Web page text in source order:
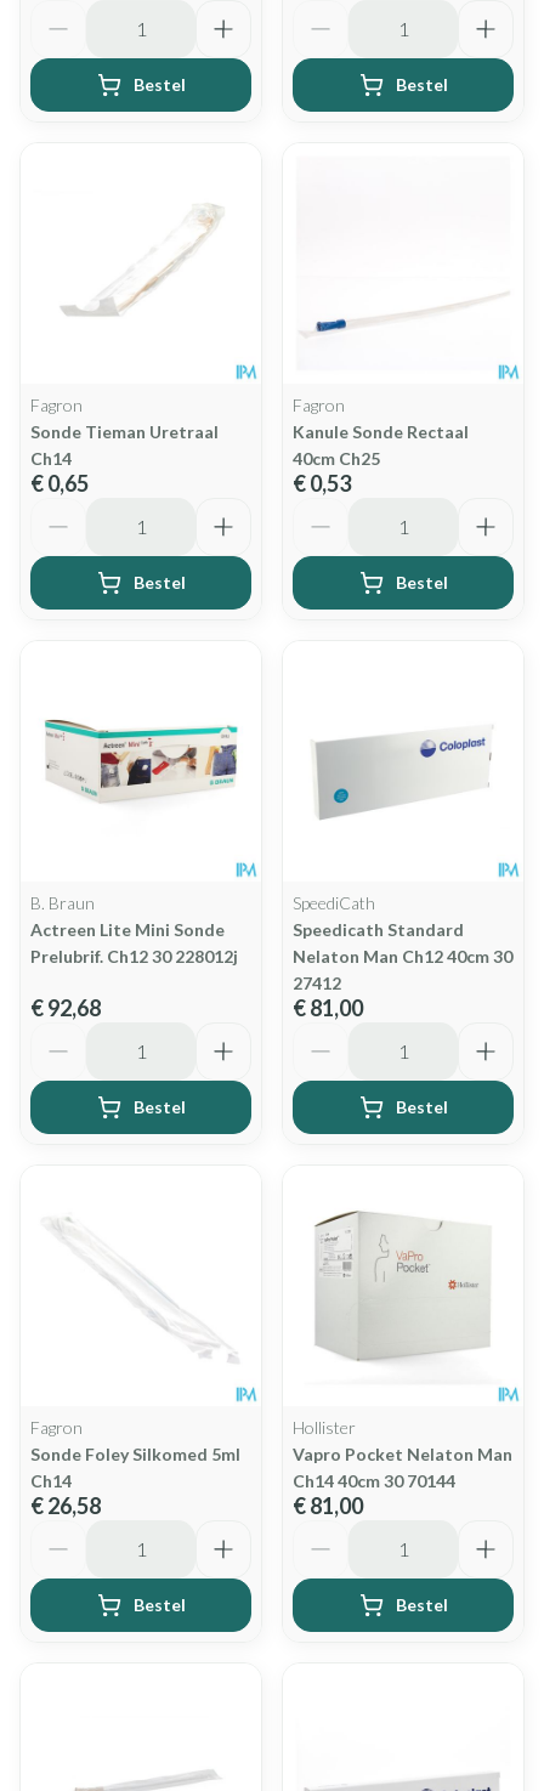
Bestel Bestel
Fagron
Sonde Tieman Uretraal
Ch14
€ 0,65
Bestel
Fagron
Kanule Sonde Rectaal
40cm Ch25
€ 0,53
Bestel
B. Braun
Actreen Lite Mini Sonde
Prelubrif. Ch12 30 228012j
€ 92,68
Bestel
SpeediCath
Speedicath Standard
Nelaton Man Ch12 40cm 30
27412
€ 81,00
Bestel
Fagron
Sonde Foley Silkomed 5ml
Ch14
€ 26,58
Bestel
Hollister
Vapro Pocket Nelaton Man
Ch14 40cm 30 70144
€ 81,00
Bestel